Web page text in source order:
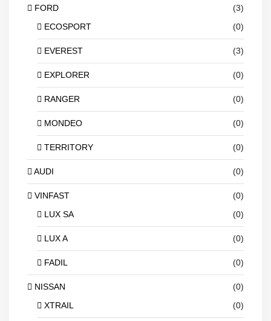
FORD
(3)
ECOSPORT
(0)
EVEREST (3)
EXPLORER (0)
RANGER (0)
MONDEO (0)
TERRITORY (0)
AUDI (0)
VINFAST
(0)
LUX SA
(0)
LUX A (0)
FADIL (0)
NISSAN
(0)
XTRAIL
(0)